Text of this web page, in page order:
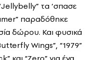
Jellybelly” τα ‘σπασε
” παραδόθηκε
δώρου. Και φυσικά
Wings”, “1979”